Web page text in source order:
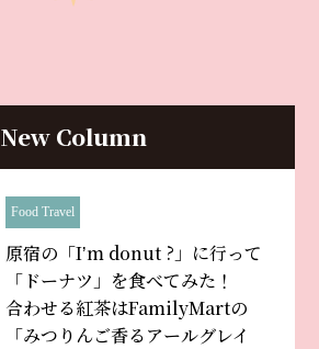
New Column
Food Travel
原宿の「Iʼm donut ?」に行って
「ドーナツ」を食べてみた！
合わせる紅茶はFamilyMartの
「みつりんご香るアールグレイ